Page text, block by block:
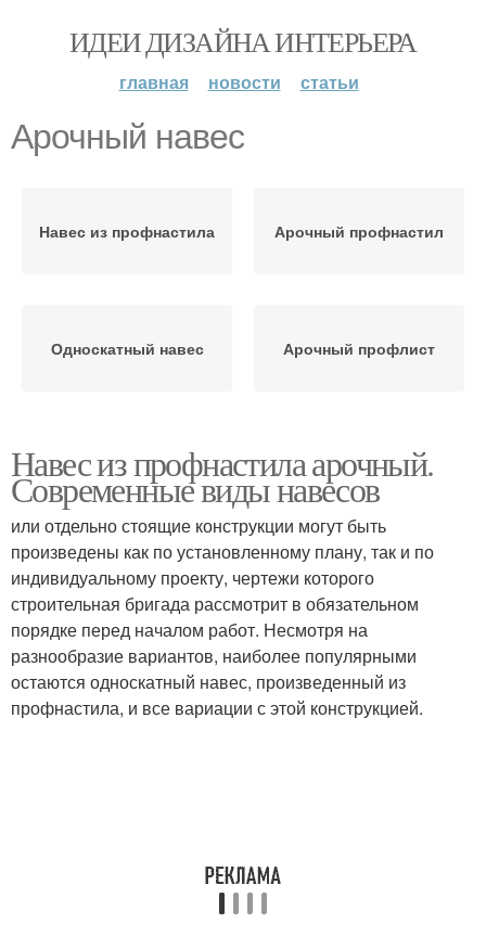
ИДЕИ ДИЗАЙНА ИНТЕРЬЕРА
главная новости статьи
Арочный навес
Навес из профнастила Арочный профнастил
Односкатный навес Арочный профлист
Навес из профнастила арочный.
Современные виды навесов
или отдельно стоящие конструкции могут быть
произведены как по установленному плану, так и по
индивидуальному проекту, чертежи которого
строительная бригада рассмотрит в обязательном
порядке перед началом работ. Несмотря на
разнообразие вариантов, наиболее популярными
остаются односкатный навес, произведенный из
профнастила, и все вариации с этой конструкцией.